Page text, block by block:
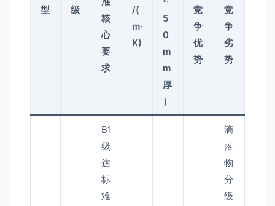
型 级
核
心
要
求
/(
m·
K)
5
0
m
m
厚
）
竞
争
优
势
竞
争
劣
势
B1
级
达
标
难
滴
落
物
分
级